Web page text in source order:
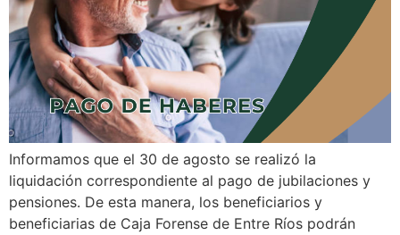
Informamos que el 30 de agosto se realizó la
liquidación correspondiente al pago de jubilaciones y
pensiones. De esta manera, los beneficiarios y
beneficiarias de Caja Forense de Entre Ríos podrán